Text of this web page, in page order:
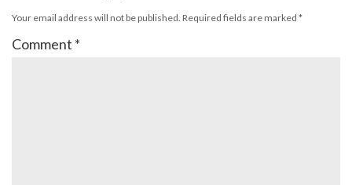
Your email address will not be published. Required fields are marked *
Comment *